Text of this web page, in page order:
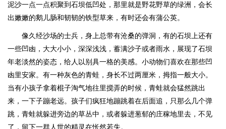
泥沙一点一点积聚到石坝低凹处，那里就是野花野草的绿洲，会长
出嫩嫩的鹅儿肠和韧韧的铁型草来，有时还会有蒲公英。
像久经沙场的士兵，身上总带有沧桑的弹洞，有的石坝上还有
一些凹凼，大大小小，深深浅浅，蓄满沙子或者雨水，展现了石坝
年老淡然的姿态，给人以别具一格的美感。小动物们喜欢在那些凹
凼里安家。有一种灰色的青蛙，身长不过两厘米，拇指一般大小。
当有小孩子拿着棍子淘气地往里搅弄的时候，青蛙就会猛然跳出
来，一下子蹦老远。孩子们疯狂地蹦跳着在后面追，只那么几个弹
跳，青蛙就躲进旁边的草丛中，或者躲进葱郁的庄稼地里去，不见
了，留下一群人世的精灵在怅然若失。